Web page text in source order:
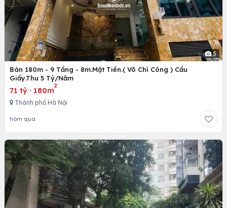
5
Bán 180m - 9 Tầng - 8m.Mặt Tiền.( Võ Chí Công ) Cầu
Giấy.Thu 5 Tỷ/Năm
71 tỷ · 180m
2
Thành phố Hà Nội
hôm qua